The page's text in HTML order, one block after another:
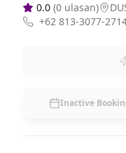
0.0 (0 ulasan)
+62 813-3077-
Inactive